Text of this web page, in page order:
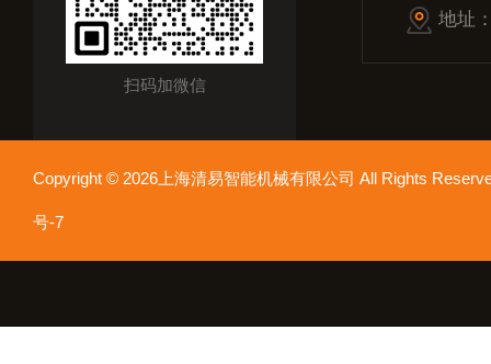
扫码加微信
地址
Copyright © 2026上海清易智能机械有限公司 All Rights
号-7